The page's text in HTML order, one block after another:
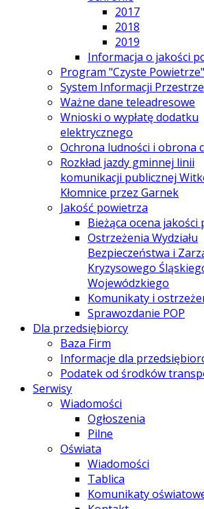
2017
2018
2019
Informacja o jakości
Program "Czyste Powietrze"
System Informacji
Ważne dane teleadresowe
Wnioski o wypłatę dodatku
elektrycznego
Ochrona ludności i obrona
Rozkład jazdy gminnej linii
komunikacji publicznej
Kłomnice przez Garnek
Jakość powietrza
Bieżąca ocena jakości
Ostrzeżenia Wydziału
Bezpieczeństwa i
Kryzysowego
Wojewódzkiego
Komunikaty i
Sprawozdanie POP
Dla przedsiębiorcy
Baza Firm
Informacje dla
Podatek od środków
Serwisy
Wiadomości
Ogłoszenia
Pilne
Oświata
Wiadomości
Tablica
Komunikaty